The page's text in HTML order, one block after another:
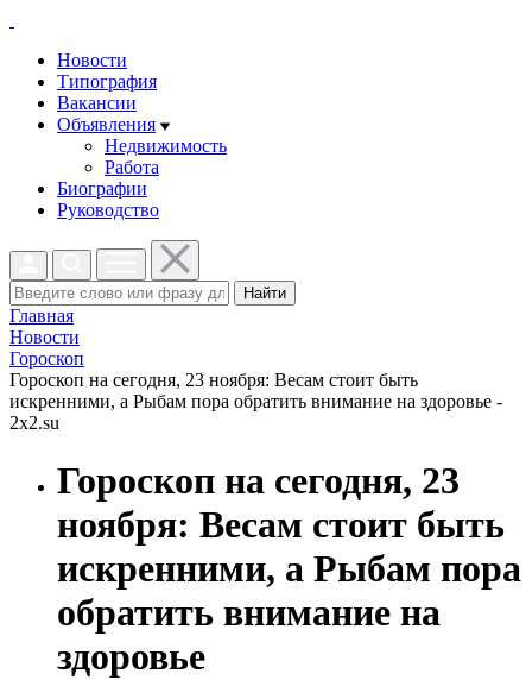
Новости
Типография
Вакансии
Объявления
Недвижимость
Работа
Биографии
Руководство
Найти
Главная
Новости
Гороскоп
Гороскоп на сегодня, 23 ноября: Весам стоит быть
искренними, а Рыбам пора обратить внимание на здоровье -
2x2.su
Гороскоп на сегодня, 23
ноября: Весам стоит быть
искренними, а Рыбам пора
обратить внимание на
здоровье